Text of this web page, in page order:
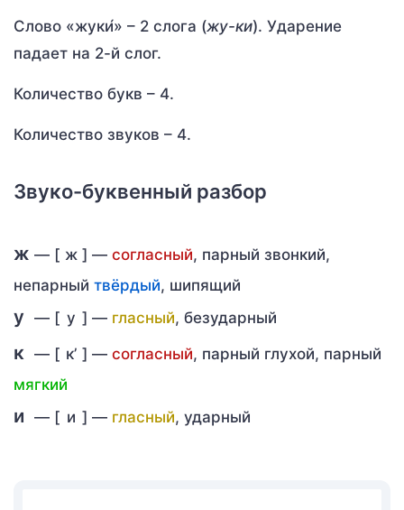
Слово «жуки́» – 2 слога (жу-ки). Ударение
падает на 2-й слог.
Количество букв – 4.
Количество звуков – 4.
Звуко-буквенный разбор
ж — [ ж ] — согласный, парный звонкий,
непарный твёрдый, шипящий
у — [ у ] — гласный, безударный
к — [ к’ ] — согласный, парный глухой, парный
мягкий
и — [ и ] — гласный, ударный